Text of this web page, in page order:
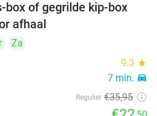
37%
box of gegrilde kip-box
afhaal
Za
9.3 star
7 min. directions_car
Regulier €35,95